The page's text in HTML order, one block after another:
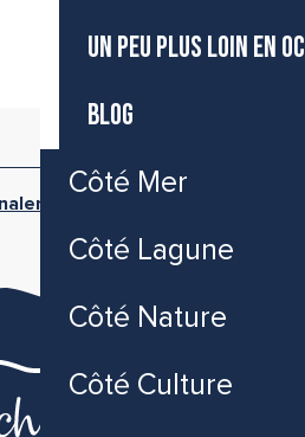
UN PEU PLUS LOIN EN
BLOG
Côté Mer
Côté Lagune
Côté Nature
Côté Culture
une erreur